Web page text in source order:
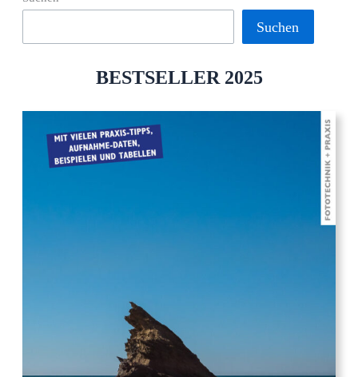
Suchen
BESTSELLER 2025